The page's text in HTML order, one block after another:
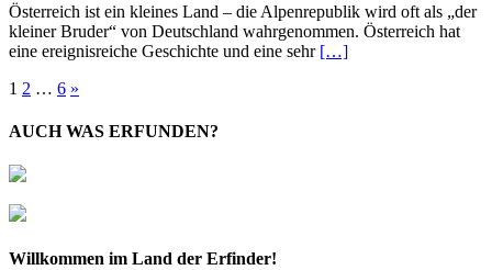
Österreich ist ein kleines Land – die Alpenrepublik wird oft als „der
kleiner Bruder“ von Deutschland wahrgenommen. Österreich hat
eine ereignisreiche Geschichte und eine sehr […]
Beitragsnavigation
1 2 … 6 »
AUCH WAS ERFUNDEN?
Willkommen im Land der Erfinder!